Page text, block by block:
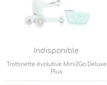
Indisponible
Trottinette évolutive Mini2Go Deluxe
Plus